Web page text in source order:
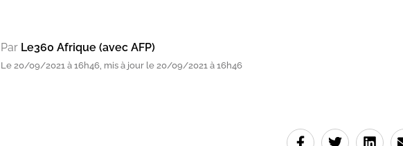
Par Le360 Afrique (avec AFP)
Le 20/09/2021 à 16h46, mis à jour le 20/09/2021 à 16h46